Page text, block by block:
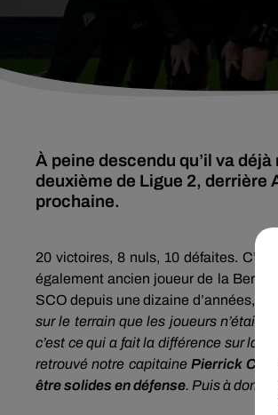
À peine descendu qu’il va
deuxième de Ligue 2, derrière
prochaine.
20 victoires, 8 nuls, 10 défaites.
également ancien joueur de la
SCO depuis une dizaine d’années,
sur le terrain que les joueurs
c’est ce qui a fait la différence sur la
retrouvé notre capitaine Pierrick
être solides en défense. Puis à